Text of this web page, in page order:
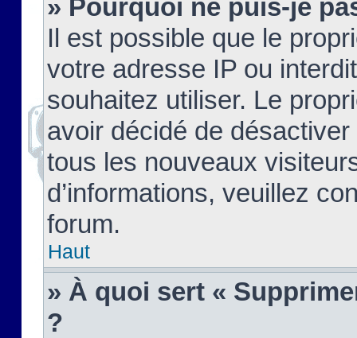
» Pourquoi ne puis-je
Il est possible que le
votre adresse IP ou
souhaitez utiliser. Le
avoir décidé de
tous les nouveaux
d’informations, veuillez
forum.
Haut
» À quoi sert «
?